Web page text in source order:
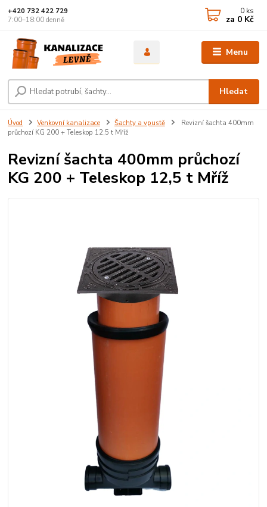
Menu
Hledat
+420 732 422 729
7:00–18:00 denně
0 ks
za 0 Kč
Úvod Venkovní kanalizace Šachty a vpustě
Revizní šachta 400mm
průchozí KG 200 + Teleskop 12,5 t Mříž
Revizní šachta 400mm průchozí
KG 200 + Teleskop 12,5 t Mříž